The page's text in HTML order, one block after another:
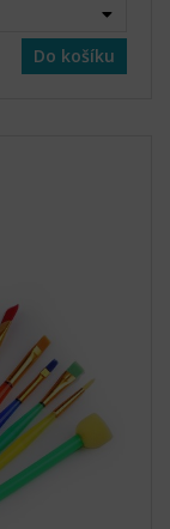
Do košíku